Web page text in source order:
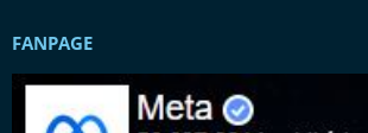
FANPAGE